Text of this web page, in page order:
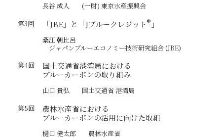
長谷 成人
(一財) 東京水産振興会
第3回
「JBE」と「Jブルークレジット® 」
桑江 朝比呂
ジャパンブルーエコノミー技術研究組合 (JBE)
第4回
国土交通省港湾局における
ブルーカーボンの取り組み
山口 貴弘
国土交通省 港湾局
第5回
農林水産省における
ブルーカーボンの活用に向けた取組
樋口 健太郎
農林水産省